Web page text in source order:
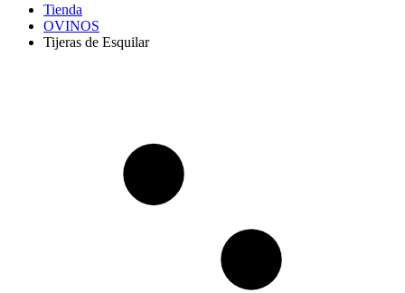
Tienda
OVINOS
Tijeras de Esquilar